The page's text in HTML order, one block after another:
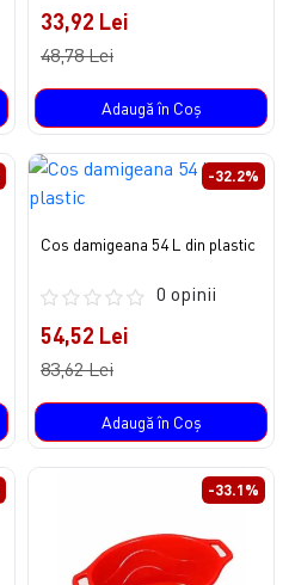
33,92 Lei
48,78 Lei
Adaugă în Coş
-32.2%
Cos damigeana 54 L din plastic
0 opinii
54,52 Lei
83,62 Lei
Adaugă în Coş
-33.1%